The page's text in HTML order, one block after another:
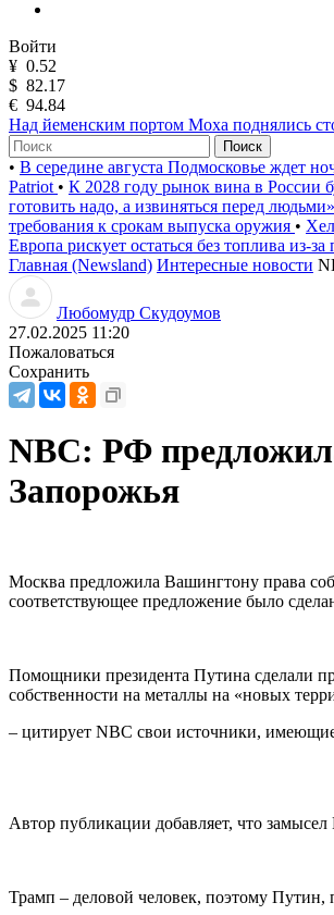
Войти
¥ 0.52
$ 82.17
€ 94.84
Над йеменским портом Моха поднялись
Поиск
• В середине августа Подмосковье ждет
Patriot • К 2028 году рынок вина в России
готовить надо, а извиняться перед
требования к срокам выпуска оружия •
Европа рискует остаться без топлива из-
Главная (Newsland) Интересные новости
Любомудр Скудоумов
27.02.2025 11:20
Пожаловаться
Сохранить
NBC: РФ
Запорожья
Москва предложила Вашингтону права
соответствующее предложение было
Помощники президента Путина сделали
собственности на металлы на «новых
– цитирует NBC свои источники,
Автор публикации добавляет, что
Трамп – деловой человек, поэтому Путин,